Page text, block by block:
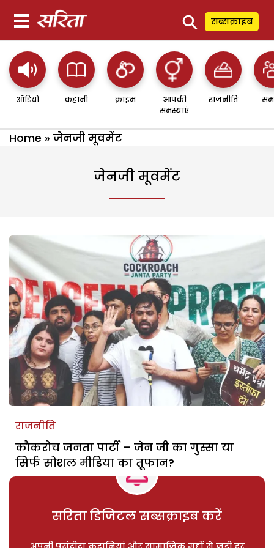
⚲ सब्सक्राइब
ऑडियो कहानी क्राइम
आपकी
समस्याएं
राजनीति
Home » जेनजी मूवमेंट
जेनजी मूवमेंट
राजनीति
कौकरोच जनता पार्टी – जेन जी का गुस्सा या
सिर्फ सोशल मीडिया का तूफान?
सरिता डिजिटल सब्सक्राइब करें